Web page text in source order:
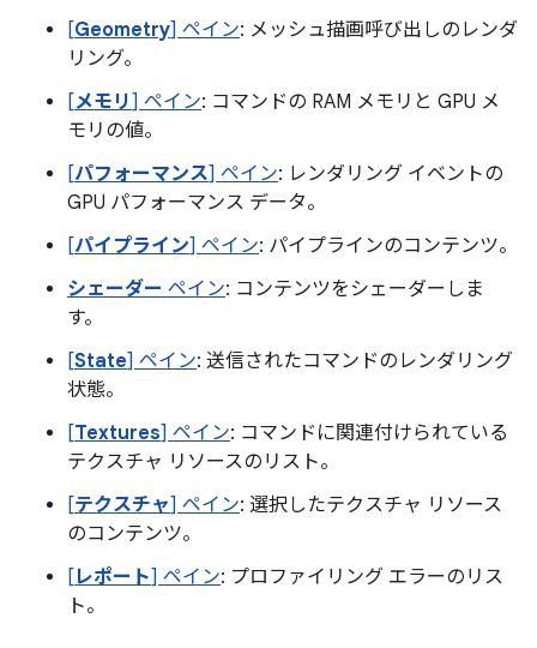
[Geometry] ペイン: メッシュ描画呼び出しのレンダ
リング。
[メモリ] ペイン: コマンドの RAM メモリと GPU メ
モリの値。
[パフォーマンス] ペイン: レンダリング イベントの
GPU パフォーマンス データ。
[パイプライン] ペイン: パイプラインのコンテンツ。
シェーダー ペイン: コンテンツをシェーダーしま
す。
[State] ペイン: 送信されたコマンドのレンダリング
状態。
[Textures] ペイン: コマンドに関連付けられている
テクスチャ リソースのリスト。
[テクスチャ] ペイン: 選択したテクスチャ リソース
のコンテンツ。
[ レポート] ペイン: プロファイリング エラーのリス
ト。